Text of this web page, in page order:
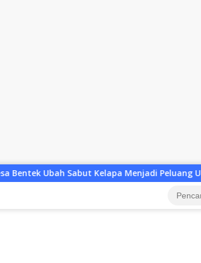
Menjadi Peluang UMKM Ramah Lingkungan